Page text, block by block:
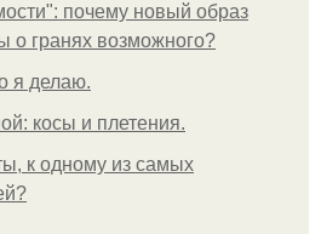
почему новый образ
о гранях возможного?
я делаю.
косы и плетения.
к одному из самых